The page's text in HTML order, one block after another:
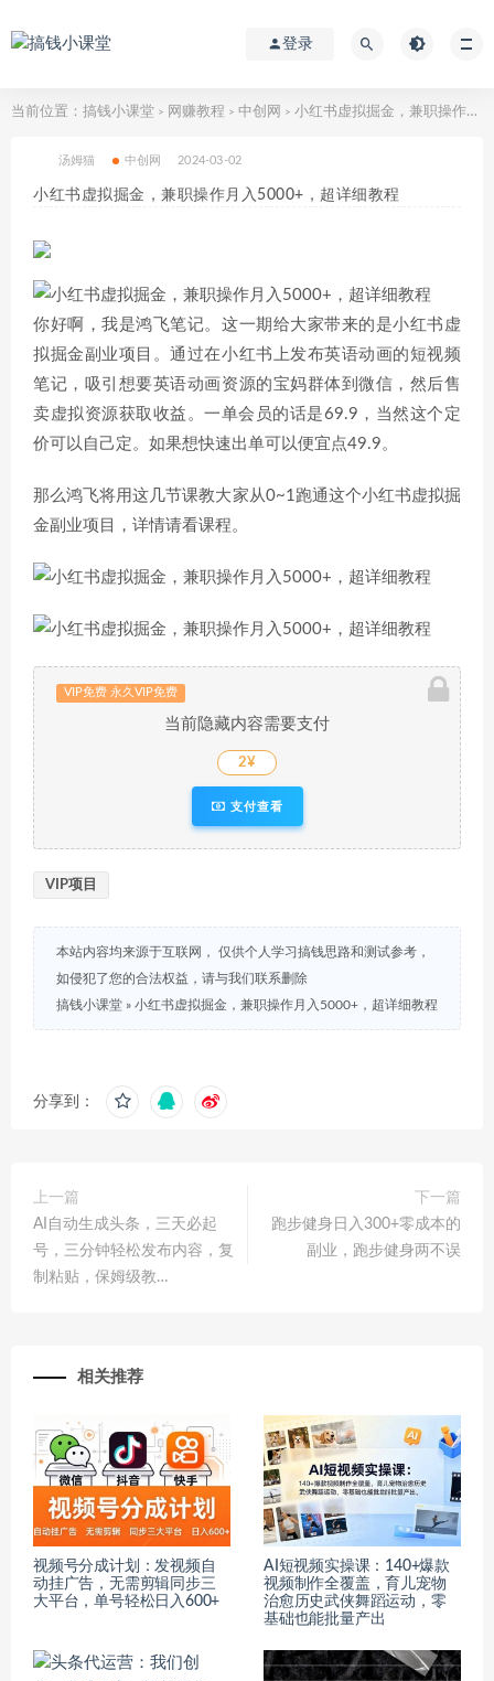
登录
当前位置： 搞钱小课堂 > 网赚教程 > 中创网 > 小红书虚拟掘金，兼职操作月入5000+，超详细教程
汤姆猫 中创网 2024-03-02
小红书虚拟掘金，兼职操作月入5000+，超详细教程
你好啊，我是鸿飞笔记。这一期给大家带来的是小红书虚
拟掘金副业项目。通过在小红书上发布英语动画的短视频
笔记，吸引想要英语动画资源的宝妈群体到微信，然后售
卖虚拟资源获取收益。一单会员的话是69.9，当然这个定
价可以自己定。如果想快速出单可以便宜点49.9。
那么鸿飞将用这几节课教大家从0~1跑通这个小红书虚拟掘
金副业项目，详情请看课程。
VIP免费 永久VIP免费
当前隐藏内容需要支付
2¥
支付查看
VIP项目
本站内容均来源于互联网， 仅供个人学习搞钱思路和测试参考，
如侵犯了您的合法权益，请与我们联系删除
搞钱小课堂 » 小红书虚拟掘金，兼职操作月入5000+，超详细教程
分享到：
上一篇
AI自动生成头条，三天必起
号，三分钟轻松发布内容，复
制粘贴，保姆级教…
下一篇
跑步健身日入300+零成本的
副业，跑步健身两不误
相关推荐
视频号分成计划：发视频自
动挂广告，无需剪辑同步三
大平台，单号轻松日入600+
AI短视频实操课：140+爆款
视频制作全覆盖，育儿宠物
治愈历史武侠舞蹈运动，零
基础也能批量产出